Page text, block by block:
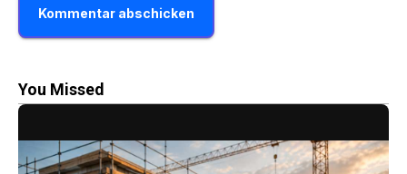
You Missed